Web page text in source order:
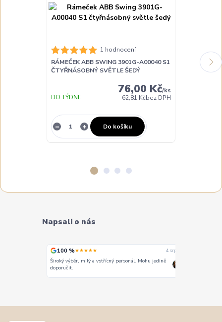
1 hodnocení
RÁMEČEK ABB SWING 3901G-A00040 S1
ČTYŘNÁSOBNÝ SVĚTLE ŠEDÝ
76,00 Kč/ks
62,81 Kčbez DPH
DO TÝDNE
Do košíku
Napsali o nás
100 %★★★★★ 4. srpna
Široký výběr, milý a vstřícný personál. Mohu jedině
doporučit.